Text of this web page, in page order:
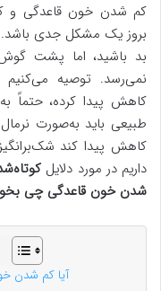
کم شدن خون قاعدگی و
بروز یک مشکل جدی
بد باشید، اما پشت
نمی‌رسد. توصیه می‌کنیم
کاهش پیدا کرده، حتماً
کاهش پیدا کند
داریم در مورد دلایل
شدن خون قاعدگی چی
آیا کم شدن